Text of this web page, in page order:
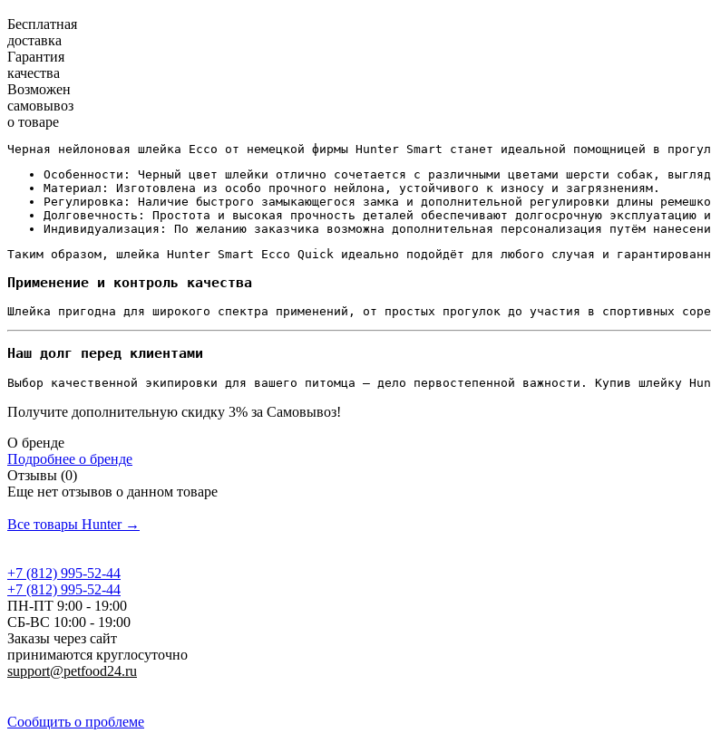
Бесплатная
доставка
Гарантия
качества
Возможен
самовывоз
о товаре
Черная нейлоновая шлейка Ecco от немецкой фирмы Hunter Smart станет идеальной помощницей в
Особенности: Черный цвет шлейки отлично сочетается с различными цветами шерсти собак,
Материал: Изготовлена из особо прочного нейлона, устойчивого к износу и загрязнениям.
Регулировка: Наличие быстрого замыкающегося замка и дополнительной регулировки длины
Долговечность: Простота и высокая прочность деталей обеспечивают долгосрочную эксплуатацию
Индивидуализация: По желанию заказчика возможна дополнительная персонализация путём
Таким образом, шлейка Hunter Smart Ecco Quick идеально подойдёт для любого случая и
Применение и контроль качества
Шлейка пригодна для широкого спектра применений, от простых прогулок до участия в спортивных
Наш долг перед клиентами
Выбор качественной экипировки для вашего питомца — дело первостепенной важности. Купив
Получите дополнительную скидку 3% за Самовывоз!
О бренде
Подробнее о бренде
Отзывы (0)
Еще нет отзывов о данном товаре
Все товары Hunter →
+7 (812) 995-52-44
+7 (812) 995-52-44
ПН-ПТ 9:00 - 19:00
СБ-ВС 10:00 - 19:00
Заказы через сайт
принимаются круглосуточно
support@petfood24.ru
Сообщить о проблеме